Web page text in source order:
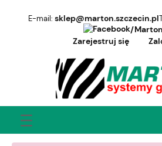
E-mail: sklep@marton.szczecin.pl
/
Zarejestruj się